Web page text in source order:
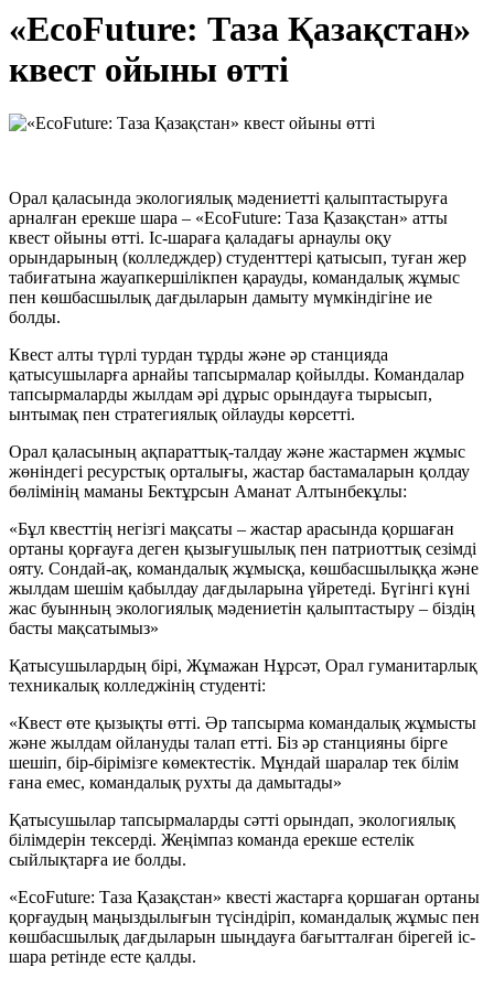
«EcoFuture: Таза Қазақстан»
квест ойыны өтті
Орал қаласында экологиялық мәдениетті қалыптастыруға
арналған ерекше шара – «EcoFuture: Таза Қазақстан» атты
квест ойыны өтті. Іс-шараға қаладағы арнаулы оқу
орындарының (колледждер) студенттері қатысып, туған жер
табиғатына жауапкершілікпен қарауды, командалық жұмыс
пен көшбасшылық дағдыларын дамыту мүмкіндігіне ие
болды.
Квест алты түрлі турдан тұрды және әр станцияда
қатысушыларға арнайы тапсырмалар қойылды. Командалар
тапсырмаларды жылдам әрі дұрыс орындауға тырысып,
ынтымақ пен стратегиялық ойлауды көрсетті.
Орал қаласының ақпараттық-талдау және жастармен жұмыс
жөніндегі ресурстық орталығы, жастар бастамаларын қолдау
бөлімінің маманы Бектұрсын Аманат Алтынбекұлы:
«Бұл квесттің негізгі мақсаты – жастар арасында қоршаған
ортаны қорғауға деген қызығушылық пен патриоттық сезімді
ояту. Сондай-ақ, командалық жұмысқа, көшбасшылыққа және
жылдам шешім қабылдау дағдыларына үйретеді. Бүгінгі күні
жас буынның экологиялық мәдениетін қалыптастыру – біздің
басты мақсатымыз»
Қатысушылардың бірі, Жұмажан Нұрсәт, Орал гуманитарлық
техникалық колледжінің студенті:
«Квест өте қызықты өтті. Әр тапсырма командалық жұмысты
және жылдам ойлануды талап етті. Біз әр станцияны бірге
шешіп, бір-бірімізге көмектестік. Мұндай шаралар тек білім
ғана емес, командалық рухты да дамытады»
Қатысушылар тапсырмаларды сәтті орындап, экологиялық
білімдерін тексерді. Жеңімпаз команда ерекше естелік
сыйлықтарға ие болды.
«EcoFuture: Таза Қазақстан» квесті жастарға қоршаған ортаны
қорғаудың маңыздылығын түсіндіріп, командалық жұмыс пен
көшбасшылық дағдыларын шыңдауға бағытталған бірегей іс-
шара ретінде есте қалды.